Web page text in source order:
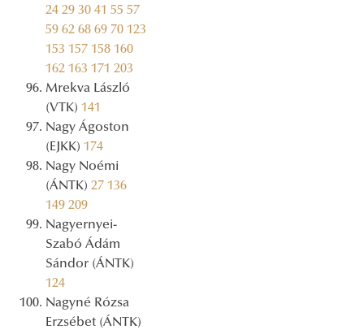
24 29 30 41 55 57
59 62 68 69 70 123
153 157 158 160
162 163 171 203
Mrekva László
(VTK) 141
Nagy Ágoston
(EJKK) 174
Nagy Noémi
(ÁNTK) 27 136
149 209
Nagyernyei-
Szabó Ádám
Sándor (ÁNTK)
124
Nagyné Rózsa
Erzsébet (ÁNTK)